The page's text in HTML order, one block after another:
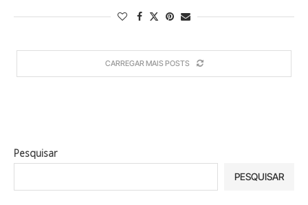
CARREGAR MAIS POSTS
Pesquisar
PESQUISAR